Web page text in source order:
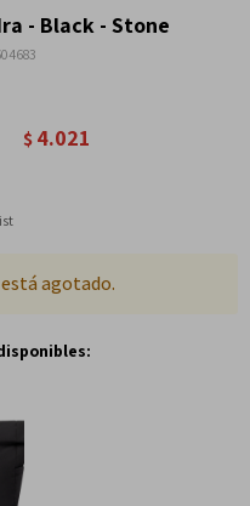
- Black - Stone
$ 4.021
agotado.